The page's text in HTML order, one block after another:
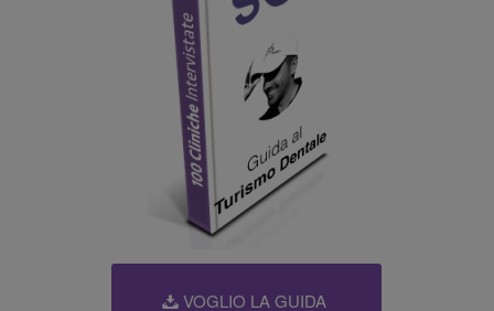
VOGLIO LA GUIDA